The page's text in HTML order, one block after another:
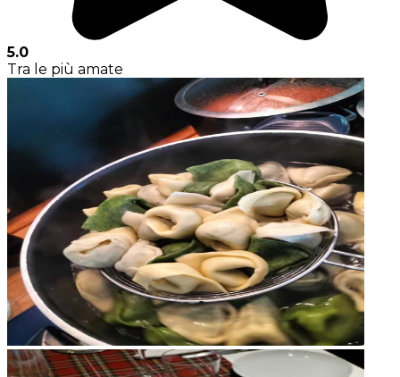
5.0
Tra le più amate